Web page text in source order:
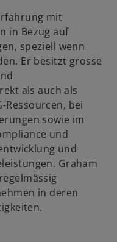
mit
in Bezug auf
speziell wenn
Er besitzt grosse
als auch als
Ressourcen, bei
sowie im
und
und
Graham
in deren